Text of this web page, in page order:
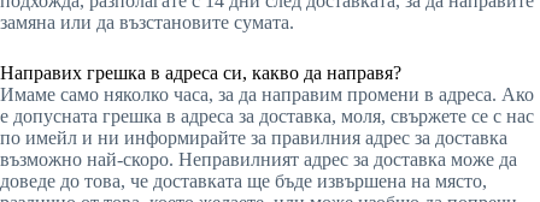
замяна или да възстановите сумата.
Направих грешка в адреса си, какво да направя?
Имаме само няколко часа, за да направим промени в адреса. Ако
е допусната грешка в адреса за доставка, моля, свържете се с нас
по имейл и ни информирайте за правилния адрес за доставка
възможно най-скоро. Неправилният адрес за доставка може да
доведе до това, че доставката ще бъде извършена на място,